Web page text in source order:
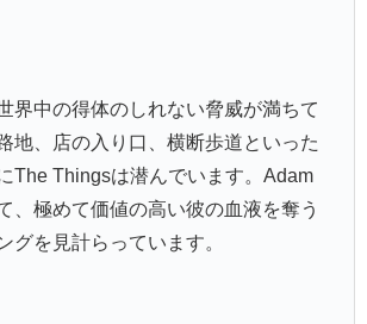
界中の得体のしれない脅威が満ちて
地、店の入り口、横断歩道といった
The Thingsは潜んでいます。Adam
、極めて価値の高い彼の血液を奪う
グを見計らっています。